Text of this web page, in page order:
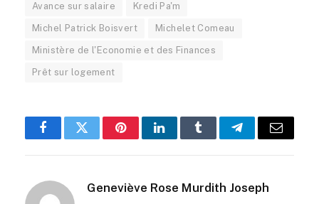
Avance sur salaire Kredi Pa'm
Michel Patrick Boisvert Michelet Comeau
Ministère de l'Economie et des Finances
Prêt sur logement
FacebookTwitterPinterestLinkedInTumblrTelegramEmail
Geneviève Rose Murdith Joseph